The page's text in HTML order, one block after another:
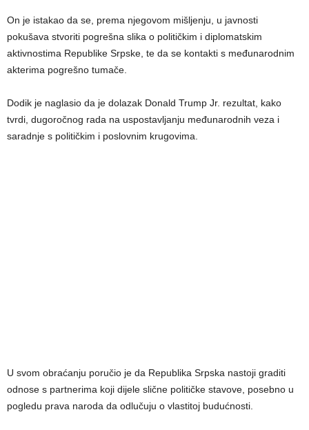
On je istakao da se, prema njegovom mišljenju, u javnosti
pokušava stvoriti pogrešna slika o političkim i diplomatskim
aktivnostima Republike Srpske, te da se kontakti s međunarodnim
akterima pogrešno tumače.
Dodik je naglasio da je dolazak Donald Trump Jr. rezultat, kako
tvrdi, dugoročnog rada na uspostavljanju međunarodnih veza i
saradnje s političkim i poslovnim krugovima.
U svom obraćanju poručio je da Republika Srpska nastoji graditi
odnose s partnerima koji dijele slične političke stavove, posebno u
pogledu prava naroda da odlučuju o vlastitoj budućnosti.